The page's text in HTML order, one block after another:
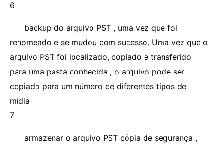
6
backup do arquivo PST , uma vez que foi
renomeado e se mudou com sucesso. Uma vez que o
arquivo PST foi localizado, copiado e transferido
para uma pasta conhecida , o arquivo pode ser
copiado para um número de diferentes tipos de
mídia
7
armazenar o arquivo PST cópia de segurança ,